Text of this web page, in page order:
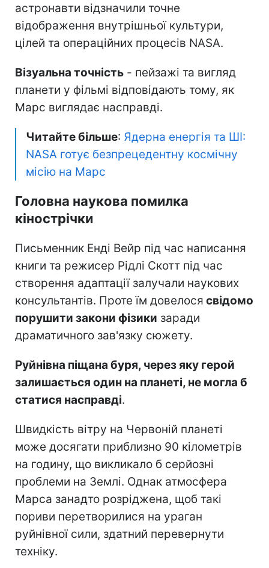
астронавти відзначили точне
відображення внутрішньої культури,
цілей та операційних процесів NASA.
Візуальна точність - пейзажі та вигляд
планети у фільмі відповідають тому, як
Марс виглядає насправді.
Читайте більше: Ядерна енергія та ШІ:
NASA готує безпрецедентну космічну
місію на Марс
Головна наукова помилка
кінострічки
Письменник Енді Вейр під час написання
книги та режисер Рідлі Скотт під час
створення адаптації залучали наукових
консультантів. Проте їм довелося свідомо
порушити закони фізики заради
драматичного зав'язку сюжету.
Руйнівна піщана буря, через яку герой
залишається один на планеті, не могла б
статися насправді.
Швидкість вітру на Червоній планеті
може досягати приблизно 90 кілометрів
на годину, що викликало б серйозні
проблеми на Землі. Однак атмосфера
Марса занадто розріджена, щоб такі
пориви перетворилися на ураган
руйнівної сили, здатний перевернути
техніку.